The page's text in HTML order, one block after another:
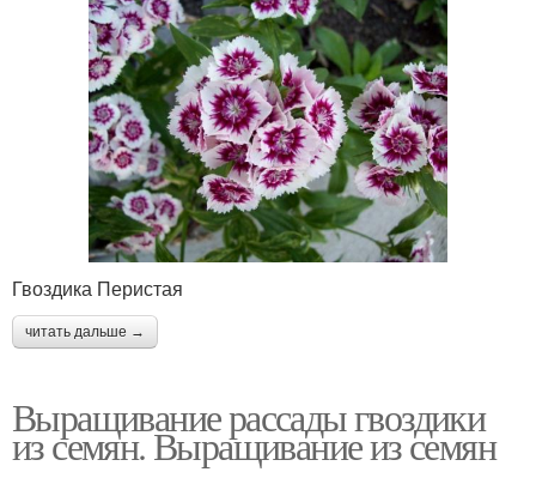
Гвоздика Перистая
читать дальше →
Выращивание рассады гвоздики
из семян. Выращивание из семян